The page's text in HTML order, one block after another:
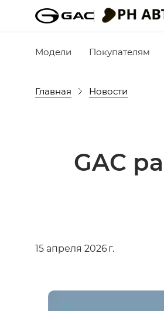
Модели Покупателям
Главная Новости
GAC
15 апреля 2026 г.